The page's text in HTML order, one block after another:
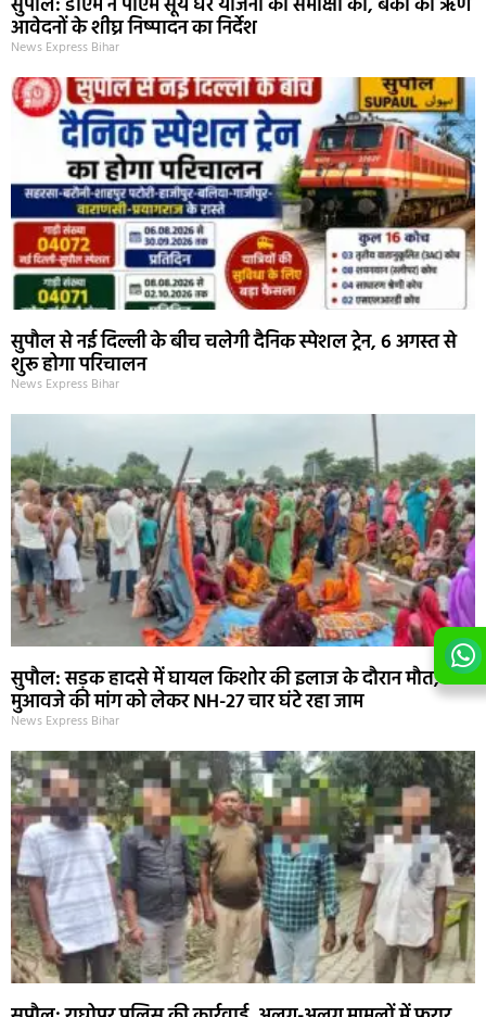
आवेदनों के शीघ्र निष्पादन का निर्देश
News Express Bihar
सुपौल से नई दिल्ली के बीच चलेगी दैनिक स्पेशल ट्रेन, 6 अगस्त से
शुरू होगा परिचालन
News Express Bihar
सुपौल: सड़क हादसे में घायल किशोर की इलाज के दौरान मौत,
मुआवजे की मांग को लेकर NH-27 चार घंटे रहा जाम
News Express Bihar